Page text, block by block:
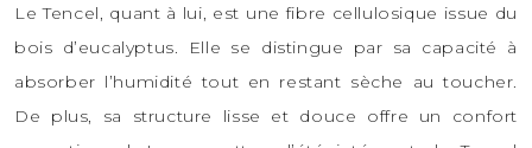
Le Tencel, quant à lui, est une fibre cellulosique issue du
bois d’eucalyptus. Elle se distingue par sa capacité à
absorber l’humidité tout en restant sèche au toucher.
De plus, sa structure lisse et douce offre un confort